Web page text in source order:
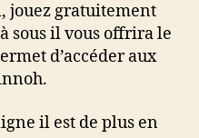
jouez gratuitement
sous il vous offrira le
d’accéder aux
il est de plus en